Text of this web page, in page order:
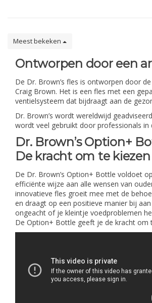
Meest bekeken
Ontworpen door een
De Dr. Brown’s fles is ontworpen door
Craig Brown. Het is een fles met een
ventielsysteem dat bijdraagt aan de
Dr. Brown’s wordt wereldwijd
wordt veel gebruikt door professionals in
Dr. Brown’s Option+
De kracht om te kiezen
De Dr. Brown’s Option+ Bottle voldoet
efficiënte wijze aan alle wensen van
innovatieve fles groeit mee met de
en draagt op een positieve manier bij
ongeacht of je kleintje voedproblemen
De Option+ Bottle geeft je de kracht om